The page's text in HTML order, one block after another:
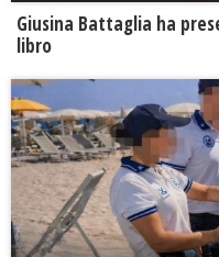
Giusina Battaglia ha
libro